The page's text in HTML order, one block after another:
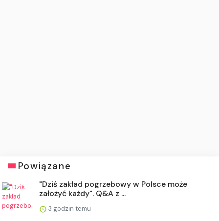
Powiązane
"Dziś zakład pogrzebowy w Polsce może
założyć każdy". Q&A z ...
3 godzin temu